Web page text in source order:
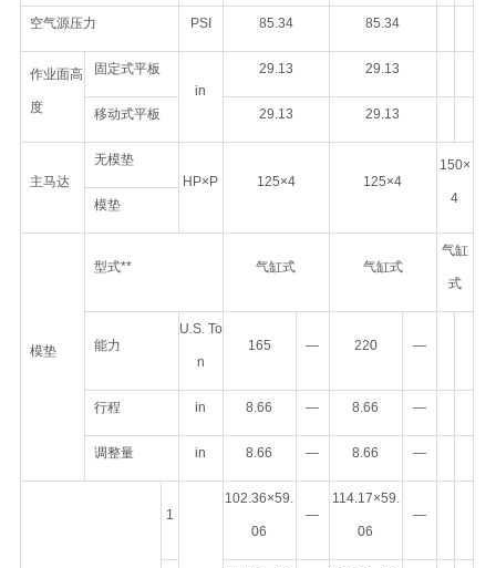
空气源压力 PSI 85.34 85.34
作业面高
度
固定式平板
in
29.13 29.13
移动式平板 29.13 29.13
主马达
无模垫
HP×P
125×4 125×4
150×
4
模垫
模垫
型式** 气缸式 气缸式
气缸
式
能力
U.S. To
n
165 — 220 —
行程 in 8.66 — 8.66 —
调整量 in 8.66 — 8.66 —
1
102.36×59.
06
—
114.17×59.
06
—